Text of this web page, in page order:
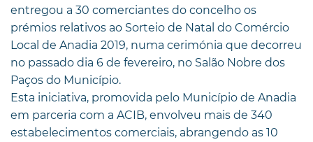
entregou a 30 comerciantes do concelho os
prémios relativos ao Sorteio de Natal do Comércio
Local de Anadia 2019, numa cerimónia que decorreu
no passado dia 6 de fevereiro, no Salão Nobre dos
Paços do Município.
Esta iniciativa, promovida pelo Município de Anadia
em parceria com a ACIB, envolveu mais de 340
estabelecimentos comerciais, abrangendo as 10